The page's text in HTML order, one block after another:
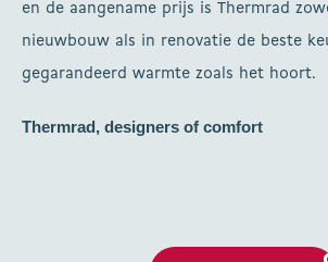
en de aangename prijs is Thermrad
nieuwbouw als in renovatie de beste
gegarandeerd warmte zoals het hoort.
Thermrad, designers of comfort